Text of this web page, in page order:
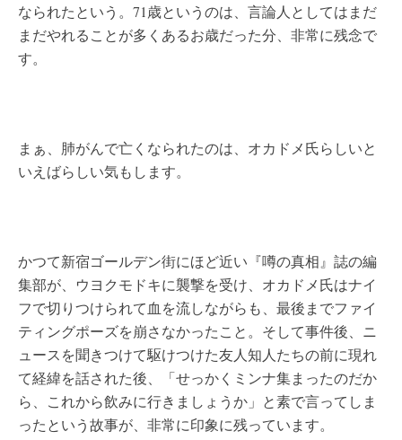
なられたという。71歳というのは、言論人としてはまだ
まだやれることが多くあるお歳だった分、非常に残念で
す。
まぁ、肺がんで亡くなられたのは、オカドメ氏らしいと
いえばらしい気もします。
かつて新宿ゴールデン街にほど近い『噂の真相』誌の編
集部が、ウヨクモドキに襲撃を受け、オカドメ氏はナイ
フで切りつけられて血を流しながらも、最後までファイ
ティングポーズを崩さなかったこと。そして事件後、ニ
ュースを聞きつけて駆けつけた友人知人たちの前に現れ
て経緯を話された後、「せっかくミンナ集まったのだか
ら、これから飲みに行きましょうか」と素で言ってしま
ったという故事が、非常に印象に残っています。